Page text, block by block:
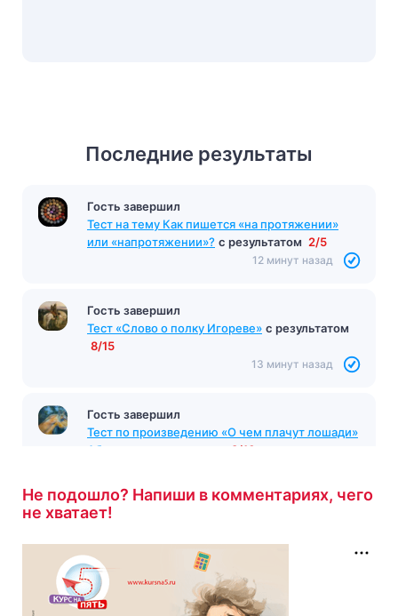
Последние результаты
Гость завершил
Тест на тему Как пишется «на протяжении»
или «напротяжении»? с результатом 2/5
12 минут назад
Гость завершил
Тест «Слово о полку Игореве» с результатом
8/15
13 минут назад
Гость завершил
Тест по произведению «О чем плачут лошади»
Абрамов
8/10
Не подошло? Напиши в комментариях, чего
не хватает!